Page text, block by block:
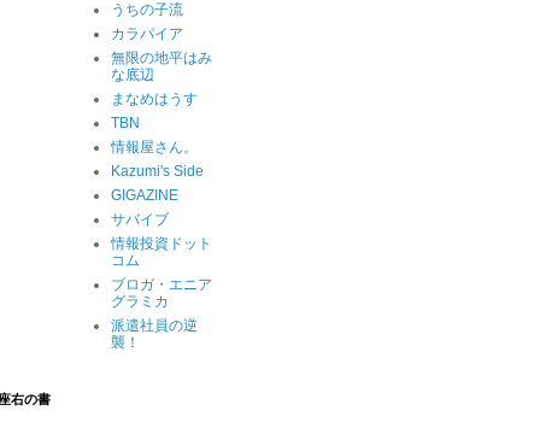
うちの子流
カラパイア
無限の地平はみ
な底辺
まなめはうす
TBN
情報屋さん。
Kazumi's Side
GIGAZINE
サバイブ
情報投資ドット
コム
ブロガ・エニア
グラミカ
派遣社員の逆
襲！
右の書